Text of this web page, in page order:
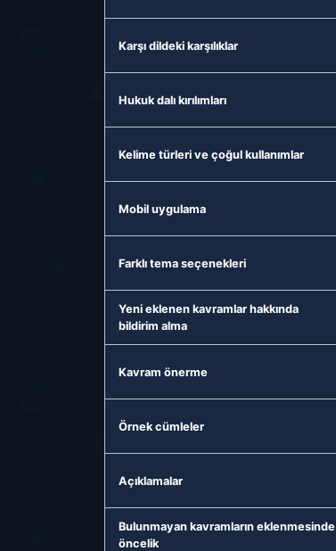
Karşı dildeki karşılıklar
Hukuk dalı kırılımları
Kelime türleri ve çoğul kullanımlar
Mobil uygulama
Farklı tema seçenekleri
Yeni eklenen kavramlar hakkında
bildirim alma
Kavram önerme
Örnek cümleler
Açıklamalar
Bulunmayan kavramların eklenmesinde
öncelik